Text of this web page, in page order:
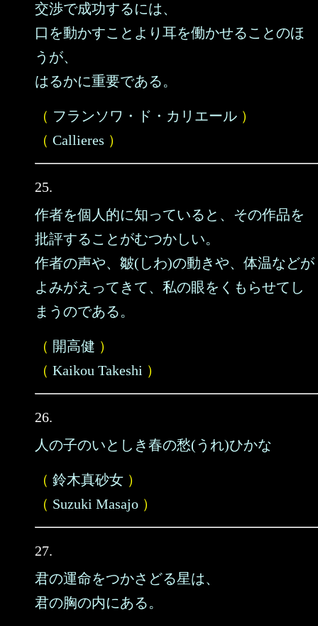
交渉で成功するには、
口を動かすことより耳を働かせることのほ
うが、
はるかに重要である。
（ フランソワ・ド・カリエール ）
（ Callieres ）
25.
作者を個人的に知っていると、その作品を
批評することがむつかしい。
作者の声や、皺(しわ)の動きや、体温などが
よみがえってきて、私の眼をくもらせてし
まうのである。
（ 開高健 ）
（ Kaikou Takeshi ）
26.
人の子のいとしき春の愁(うれ)ひかな
（ 鈴木真砂女 ）
（ Suzuki Masajo ）
27.
君の運命をつかさどる星は、
君の胸の内にある。